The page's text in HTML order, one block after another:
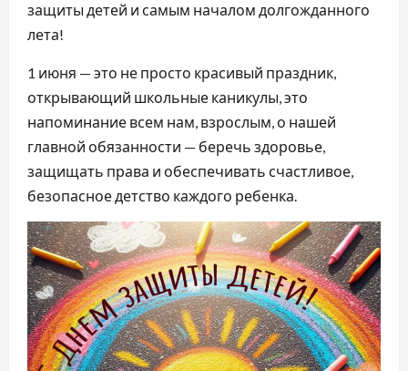
защиты детей и самым началом долгожданного
лета!
1 июня — это не просто красивый праздник,
открывающий школьные каникулы, это
напоминание всем нам, взрослым, о нашей
главной обязанности — беречь здоровье,
защищать права и обеспечивать счастливое,
безопасное детство каждого ребенка.